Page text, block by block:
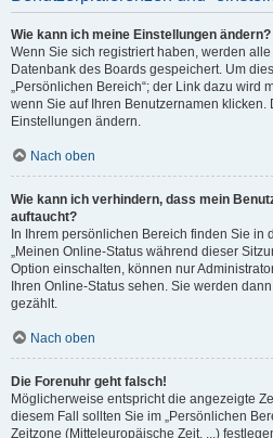
Wie kann ich meine Einstellungen ändern?
Wenn Sie sich registriert haben, werden
Datenbank des Boards gespeichert. Um
„Persönlichen Bereich“; der Link dazu wird
wenn Sie auf Ihren Benutzernamen klicken.
Einstellungen ändern.
Nach oben
Wie kann ich verhindern, dass mein
auftaucht?
In Ihrem persönlichen Bereich finden Sie in
„Meinen Online-Status während dieser
Option einschalten, können nur
Ihren Online-Status sehen. Sie werden
gezählt.
Nach oben
Die Forenuhr geht falsch!
Möglicherweise entspricht die angezeigte
diesem Fall sollten Sie im „Persönlichen
Zeitzone (Mitteleuropäische Zeit, ...)